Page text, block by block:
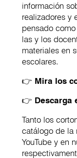
información
realizadores y
pensado
las y los
materiales en
escolares.
👉 Mira los
👉 Descarga
Tanto los
catálogo de la
YouTube y en